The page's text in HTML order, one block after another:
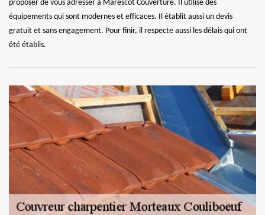
proposer de vous adresser à Marescot Couverture. Il utilise des
équipements qui sont modernes et efficaces. Il établit aussi un devis
gratuit et sans engagement. Pour finir, il respecte aussi les délais qui ont
été établis.